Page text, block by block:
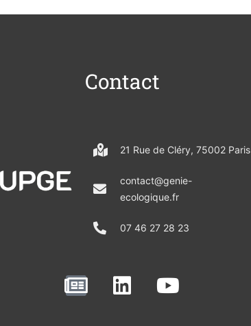
Contact
21 Rue de Cléry, 75002 Paris
contact@genie-
ecologique.fr
07 46 27 28 23
N
e
L
i
Y
o